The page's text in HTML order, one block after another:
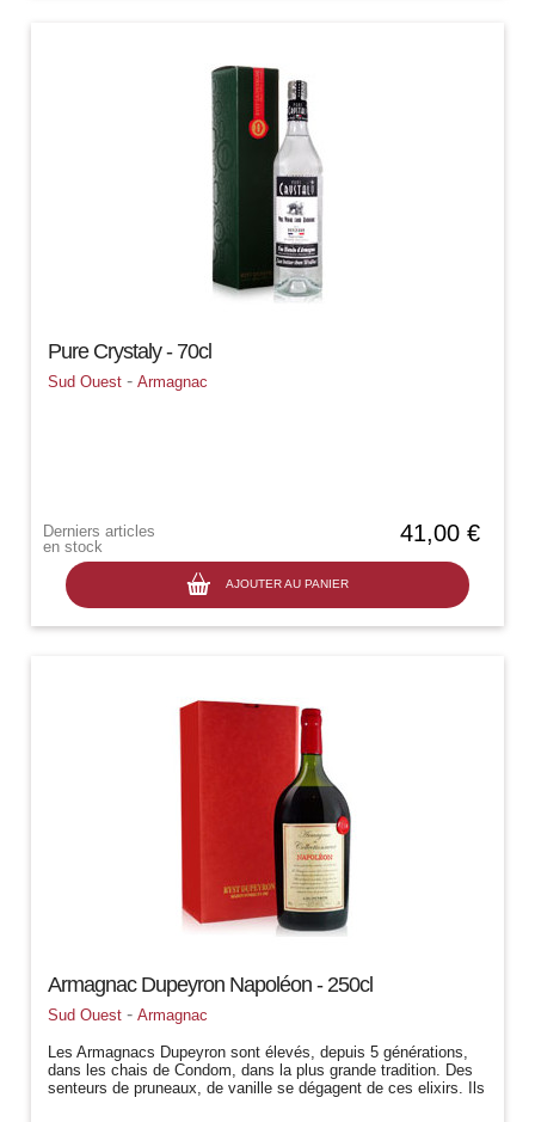
Pure Crystaly - 70cl
Sud Ouest -Armagnac
41,00 €
AJOUTER AU PANIER
Derniers articles
en stock
Armagnac Dupeyron Napoléon - 250cl
Sud Ouest -Armagnac
Les Armagnacs Dupeyron sont élevés, depuis 5 générations,
dans les chais de Condom, dans la plus grande tradition. Des
senteurs de pruneaux, de vanille se dégagent de ces elixirs. Ils